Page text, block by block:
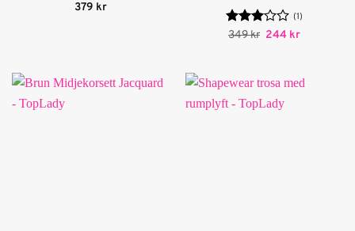
379 kr
Betygsatt
(1)
349kr Det
349 kr.
244 krDet
244 kr.